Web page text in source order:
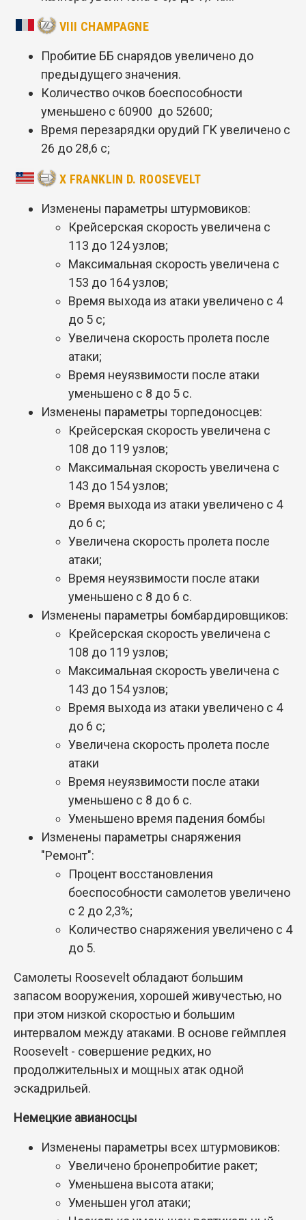
VIII CHAMPAGNE
Пробитие ББ снарядов увеличено до
предыдущего значения.
Количество очков боеспособности
уменьшено с 60900 до 52600;
Время перезарядки орудий ГК увеличено с
26 до 28,6 с;
X FRANKLIN D. ROOSEVELT
Изменены параметры штурмовиков:
Крейсерская скорость увеличена с
113 до 124 узлов;
Максимальная скорость увеличена с
153 до 164 узлов;
Время выхода из атаки увеличено с 4
до 5 с;
Увеличена скорость пролета после
атаки;
Время неуязвимости после атаки
уменьшено с 8 до 5 с.
Изменены параметры торпедоносцев:
Крейсерская скорость увеличена с
108 до 119 узлов;
Максимальная скорость увеличена с
143 до 154 узлов;
Время выхода из атаки увеличено с 4
до 6 с;
Увеличена скорость пролета после
атаки;
Время неуязвимости после атаки
уменьшено с 8 до 6 с.
Изменены параметры бомбардировщиков:
Крейсерская скорость увеличена с
108 до 119 узлов;
Максимальная скорость увеличена с
143 до 154 узлов;
Время выхода из атаки увеличено с 4
до 6 с;
Увеличена скорость пролета после
атаки
Время неуязвимости после атаки
уменьшено с 8 до 6 с.
Уменьшено время падения бомбы
Изменены параметры снаряжения
"Ремонт":
Процент восстановления
боеспособности самолетов увеличено
с 2 до 2,3%;
Количество снаряжения увеличено с 4
до 5.
Самолеты Roosevelt обладают большим
запасом вооружения, хорошей живучестью, но
при этом низкой скоростью и большим
интервалом между атаками. В основе геймплея
Roosevelt - совершение редких, но
продолжительных и мощных атак одной
эскадрильей.
Немецкие авианосцы
Изменены параметры всех штурмовиков:
Увеличено бронепробитие ракет;
Уменьшена высота атаки;
Уменьшен угол атаки;